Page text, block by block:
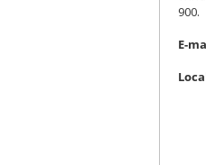
900.
E-